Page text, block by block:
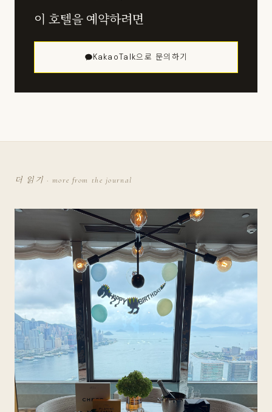
이 호텔을 예약하려면
KakaoTalk으로 문의하기
더 읽기 · more from the journal